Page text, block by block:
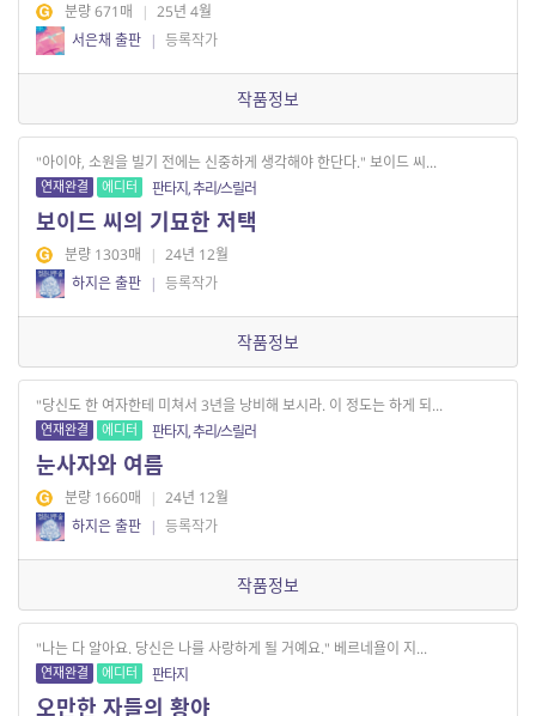
분량 671매 | 25년 4월
서은채 출판 | 등록작가
작품정보
"아이야, 소원을 빌기 전에는 신중하게 생각해야 한단다." 보이드 씨...
연재완결 에디터 판타지, 추리/스릴러
보이드 씨의 기묘한 저택
분량 1303매 | 24년 12월
하지은 출판 | 등록작가
작품정보
"당신도 한 여자한테 미쳐서 3년을 낭비해 보시라. 이 정도는 하게 되...
연재완결 에디터 판타지, 추리/스릴러
눈사자와 여름
분량 1660매 | 24년 12월
하지은 출판 | 등록작가
작품정보
"나는 다 알아요. 당신은 나를 사랑하게 될 거예요." 베르네욜이 지...
연재완결 에디터 판타지
오만한 자들의 황야